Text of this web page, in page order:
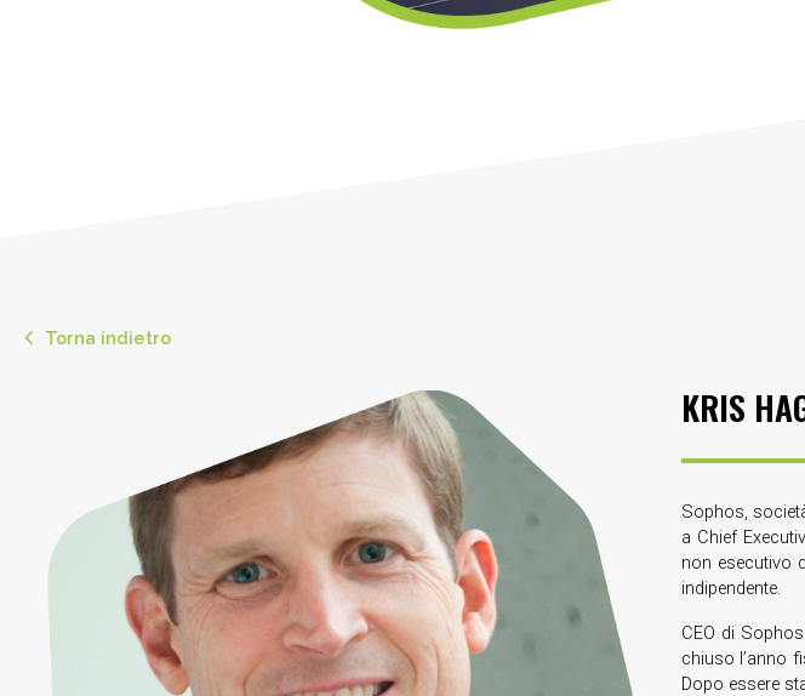
Torna indietro
KRIS
Sophos,
a Chief
non esecutivo
indipendente.
CEO di
chiuso l’anno
Dopo essere